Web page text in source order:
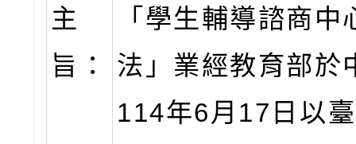
主
旨：
「學生輔導諮商中
法」業經教育部於
114年6月17日以